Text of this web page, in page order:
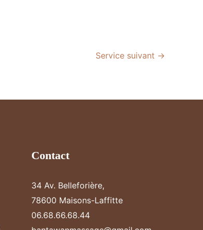
Service suivant →
Contact
34 Av. Belleforière,
78600 Maisons-Laffitte
06.68.66.68.44